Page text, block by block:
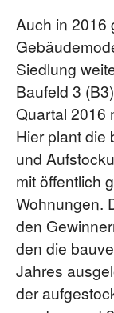
Auch in 2016
Siedlung
Baufeld 3
Quartal 2016
Hier plant die
und
mit öffentlich
Wohnungen.
den
den die
Jahres
der